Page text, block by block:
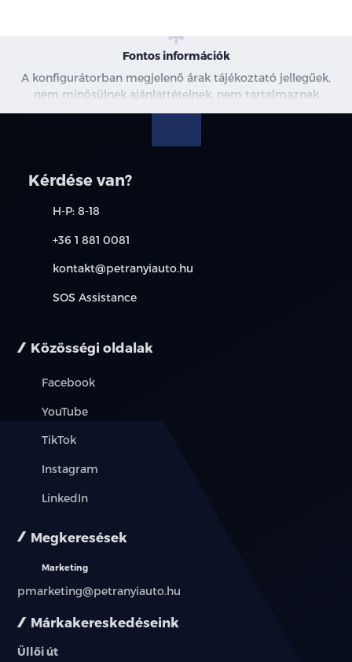
Fontos információk
A konfigurátorban megjelenő árak tájékoztató jellegűek,
nem minősülnek ajánlattételnek, nem tartalmaznak
kedvezményeket. A képek csak illusztrációk. További
kapcsolatot.
Márkakereskedéseink
Üllői út
Kérdése van?
H-P: 8-18
+36 1 881 0081
kontakt@petranyiauto.hu
SOS Assistance
Közösségi oldalak
Facebook
YouTube
TikTok
Instagram
LinkedIn
Megkeresések
Marketing
pmarketing@petranyiauto.hu